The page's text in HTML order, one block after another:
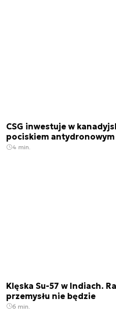
CSG inwestuje w
pociskiem antydronowym
4 min.
Klęska Su-57 w Indiach.
przemysłu nie będzie
6 min.